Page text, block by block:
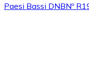
Paesi Bassi DNBNº